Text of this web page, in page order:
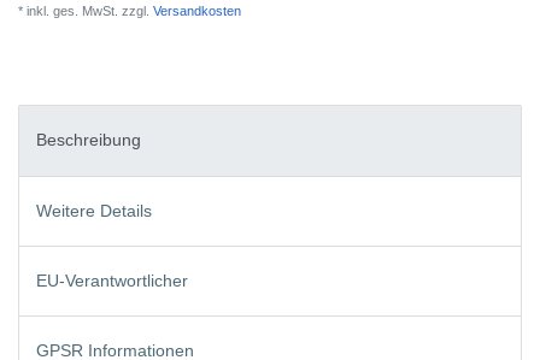
* inkl. ges. MwSt. zzgl. Versandkosten
Beschreibung
Weitere Details
EU-Verantwortlicher
GPSR Informationen